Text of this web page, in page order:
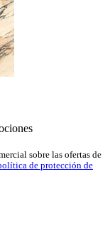
sobre las ofertas de
de protección de